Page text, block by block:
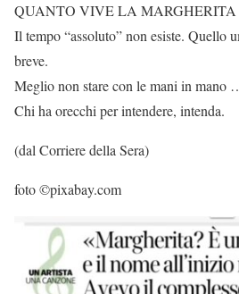
QUANTO VIVE LA
Il tempo “assoluto” non esiste. Quello
breve.
Meglio non stare con le mani in mano
Chi ha orecchi per intendere, intenda.
(dal Corriere della Sera)
foto ©pixabay.com